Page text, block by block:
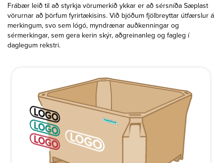
Frábær leið til að styrkja vörumerkið ykkar er að sérsníða Sæplast
vörurnar að þörfum fyrirtækisins. Við bjóðum fjölbreyttar útfærslur á
merkingum, svo sem lógó, myndrænar auðkenningar og
sérmerkingar, sem gera kerin skýr, aðgreinanleg og fagleg í
daglegum rekstri.